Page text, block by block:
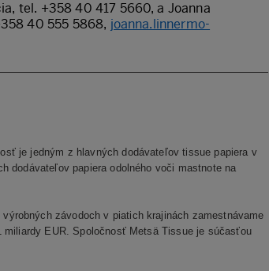
tel. +358 40 417 5660, a Joanna
40 555 5868, joanna.linnermo-
je jedným z hlavných dodávateľov tissue papiera v
dodávateľov papiera odolného voči mastnote na
závodoch v piatich krajinách zamestnávame
EUR. Spoločnosť Metsä Tissue je súčasťou